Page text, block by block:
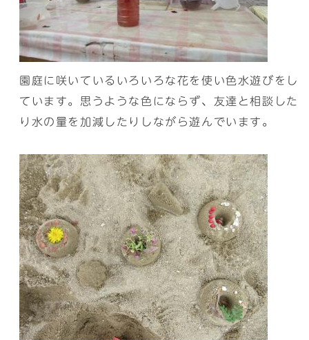
園庭に咲いているいろいろな花を使い色水遊びをし
ています。思うような色にならず、友達と相談した
り水の量を加減したりしながら遊んでいます。